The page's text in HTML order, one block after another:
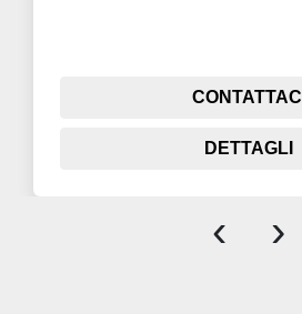
CONTATTACI
DETTAGLI
‹ ›